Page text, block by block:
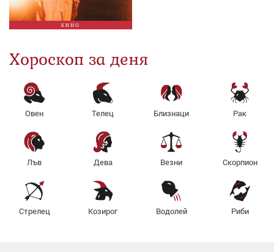
КИНО
Хороскоп за деня
Овен Телец Близнаци Рак
Лъв Дева Везни Скорпион
Стрелец Козирог Водолей Риби